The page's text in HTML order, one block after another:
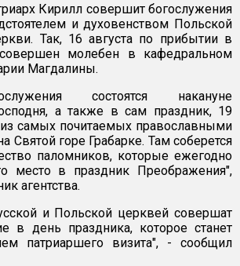
Кирилл совершит богослужения
и духовенством Польской
Так, 16 августа по прибытии в
молебен в кафедральном
Магдалины.
состоятся накануне
а также в сам праздник, 19
самых почитаемых православными
Святой горе Грабарке. Там соберется
паломников, которые ежегодно
место в праздник Преображения",
агентства.
и Польской церквей совершат
в день праздника, которое станет
патриаршего визита", - сообщил